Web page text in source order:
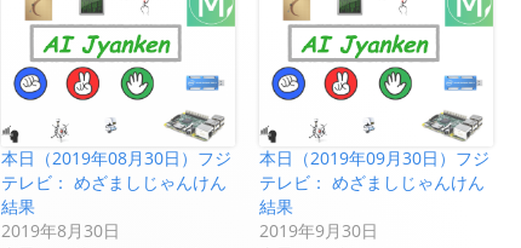
本日（2019年08月30日）フジ
テレビ： めざましじゃんけん
結果
2019年8月30日
本日（2019年09月30日）フジ
テレビ： めざましじゃんけん
結果
2019年9月30日